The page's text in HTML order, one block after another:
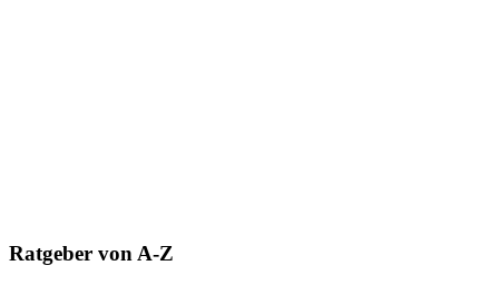
Ratgeber von A-Z